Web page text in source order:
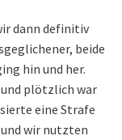
dann definitiv
beide
hin und her.
und plötzlich war
eine Strafe
wir nutzten